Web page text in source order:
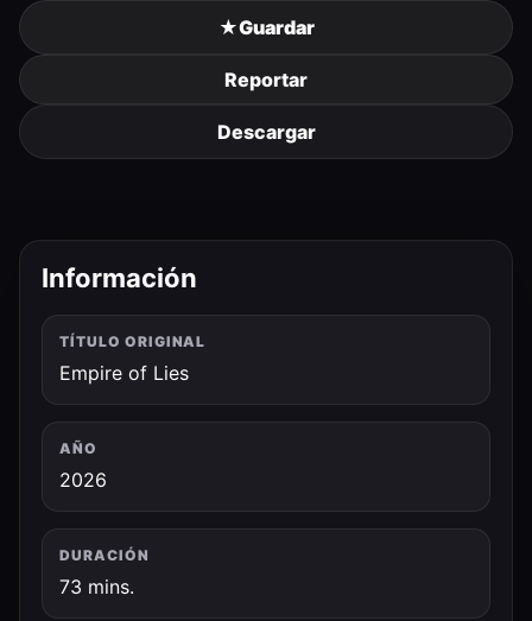
★Guardar
Reportar
Descargar
Información
TÍTULO ORIGINAL
Empire of Lies
AÑO
2026
DURACIÓN
73 mins.